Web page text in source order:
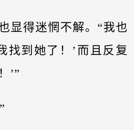
显得迷惘不解。“我也
找到她了！’而且反复
’”